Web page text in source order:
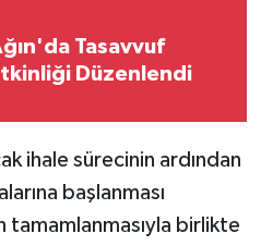
Tasavvuf
Düzenlendi
ihale sürecinin ardından
başlanması
tamamlanmasıyla birlikte